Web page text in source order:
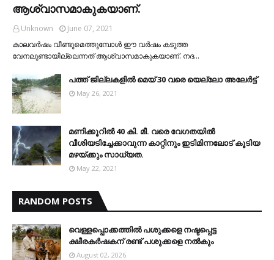
ആശ്വാസമാകുകയാണ്.
Unknown
June 07, 2021
കാലവര്‍ഷം വീണ്ടുമെത്തുമ്പോള്‍ ഈ വര്‍ഷം കടുത്ത
വേനലുണ്ടായില്ലെന്നത് ആശ്വാസമാകുകയാണ്. നദ…
പത്ത് ജില്ലകളില്‍ മെയ് 30 വരെ യെല്ലോ അലേര്‍ട്ട്
May 26, 2021
മണിക്കൂറിൽ 40 കി. മീ. വരെ വേഗതയിൽ
വീശിയടിച്ചേക്കാവുന്ന കാറ്റിനും ഇടിമിന്നലോട് കൂടിയ
മഴയ്ക്കും സാധ്യത.
May 22, 2021
RANDOM POSTS
വെള്ളപ്പൊക്കത്തില്‍ പശുക്കളെ നഷ്ടപ്പെട്ട
ക്ഷീരകര്‍ഷകന് രണ്ട് പശുക്കളെ നല്‍കും
August 02, 2026